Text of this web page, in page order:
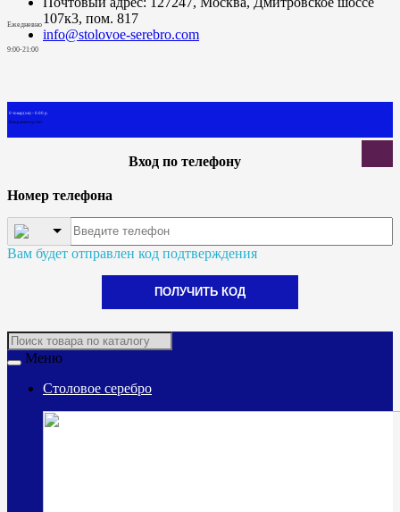
107к3, пом. 817
info@stolovoe-serebro.com
Ежедневно
9:00-21:00
0 товар(ов) - 0.00 р.
В корзине пусто!
Вход по телефону
Номер телефона
Вам будет отправлен код подтверждения
ПОЛУЧИТЬ КОД
Меню
Столовое серебро